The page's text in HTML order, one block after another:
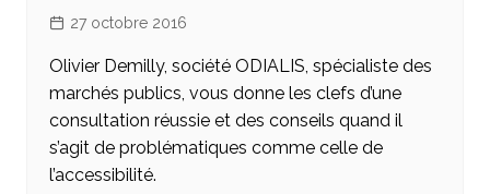
27 octobre 2016
Olivier Demilly, société ODIALIS, spécialiste des
marchés publics, vous donne les clefs d’une
consultation réussie et des conseils quand il
s’agit de problématiques comme celle de
l’accessibilité.